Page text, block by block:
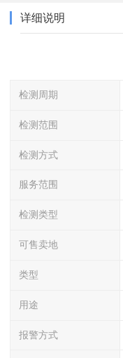
详细说明
检测周期
检测范围
检测方式
服务范围
检测类型
可售卖地
类型
用途
报警方式